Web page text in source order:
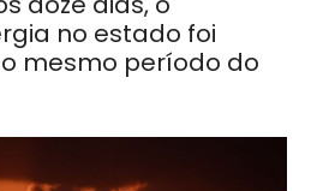
no estado foi
mesmo período do